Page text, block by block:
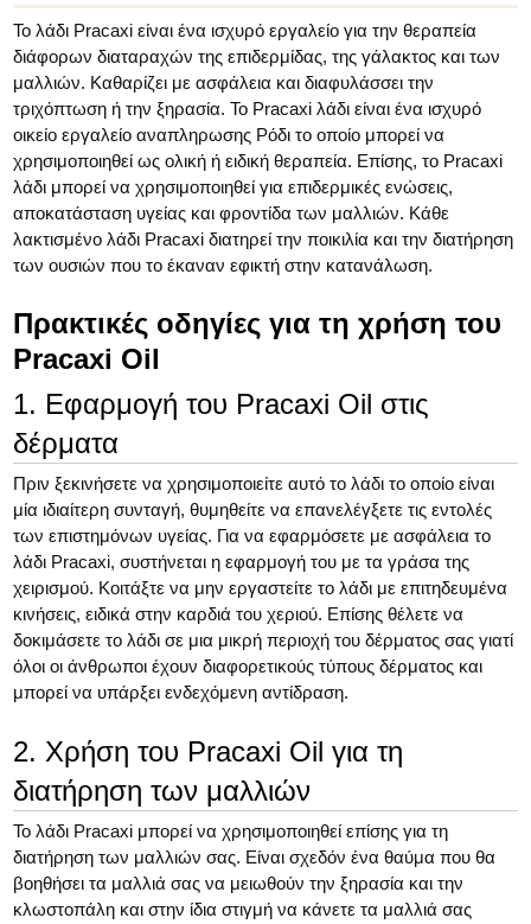
Το λάδι Pracaxi είναι ένα ισχυρό εργαλείο για την θεραπεία
διάφορων διαταραχών της επιδερμίδας, της γάλακτος και των
μαλλιών. Καθαρίζει με ασφάλεια και διαφυλάσσει την
τριχόπτωση ή την ξηρασία. Το Pracaxi λάδι είναι ένα ισχυρό
οικείο εργαλείο αναπληρωσης Ρόδι το οποίο μπορεί να
χρησιμοποιηθεί ως ολική ή ειδική θεραπεία. Επίσης, το Pracaxi
λάδι μπορεί να χρησιμοποιηθεί για επιδερμικές ενώσεις,
αποκατάσταση υγείας και φροντίδα των μαλλιών. Κάθε
λακτισμένο λάδι Pracaxi διατηρεί την ποικιλία και την διατήρηση
των ουσιών που το έκαναν εφικτή στην κατανάλωση.
Πρακτικές οδηγίες για τη χρήση του
Pracaxi Oil
1. Εφαρμογή του Pracaxi Oil στις
δέρματα
Πριν ξεκινήσετε να χρησιμοποιείτε αυτό το λάδι το οποίο είναι
μία ιδιαίτερη συνταγή, θυμηθείτε να επανελέγξετε τις εντολές
των επιστημόνων υγείας. Για να εφαρμόσετε με ασφάλεια το
λάδι Pracaxi, συστήνεται η εφαρμογή του με τα γράσα της
χειρισμού. Κοιτάξτε να μην εργαστείτε το λάδι με επιτηδευμένα
κινήσεις, ειδικά στην καρδιά του χεριού. Επίσης θέλετε να
δοκιμάσετε το λάδι σε μια μικρή περιοχή του δέρματος σας γιατί
όλοι οι άνθρωποι έχουν διαφορετικούς τύπους δέρματος και
μπορεί να υπάρξει ενδεχόμενη αντίδραση.
2. Χρήση του Pracaxi Oil για τη
διατήρηση των μαλλιών
Το λάδι Pracaxi μπορεί να χρησιμοποιηθεί επίσης για τη
διατήρηση των μαλλιών σας. Είναι σχεδόν ένα θαύμα που θα
βοηθήσει τα μαλλιά σας να μειωθούν την ξηρασία και την
κλωστοπάλη και στην ίδια στιγμή να κάνετε τα μαλλιά σας